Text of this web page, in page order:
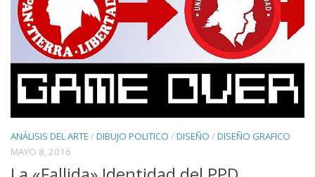
ANÁLISIS DEL ARTE /DIBUJO POLITICO /DISEÑO /DISEÑO GRAFICO
MAYO 8, 2016